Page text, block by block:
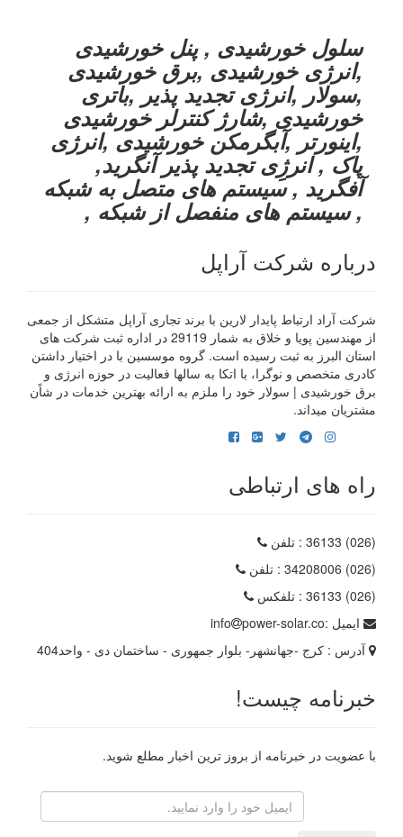
سلول خورشیدی , پنل خورشیدی
,انرژی خورشیدی ,برق خورشیدی
,سولار ,انرژی تجدید پذیر ,باتری
خورشیدی ,شارژ کنترلر خورشیدی
,اینورتر ,آبگرمکن خورشیدی ,انرژی
پاک , انرژِی تجدید پذیر آنگرید,
آفگرید , سیستم های متصل به شبکه
, سیستم های منفصل از شبکه ,
درباره شرکت آراپل
شرکت آراد ارتباط پایدار لارین با برند تجاری آراپل متشکل از جمعی
از مهندسین پویا و خلاق به شمار 29119 در اداره ثبت شرکت های
استان البرز به ثبت رسیده است. گروه موسسین با در اختیار داشتن
کادری متخصص و نوگرا، با اتکا به سالها فعالیت در حوزه انرژی و
برق خورشیدی | سولار خود را ملزم به ارائه بهترین خدمات در شاًن
مشتریان میداند.
راه های ارتباطی
(026) 36133
: تلفن
(026) 34208006
: تلفن
(026) 36133
: تلفکس
ایمیل :
info
power-solar.co
آدرس : کرج -جهانشهر- بلوار جمهوری - ساختمان دی - واحد404
خبرنامه چیست!
با عضویت در خبرنامه از بروز ترین اخبار مطلع شوید.